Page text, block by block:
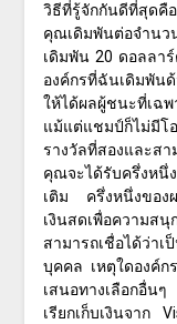
วิธีที่รู้จักกันดีที่สุดคื
คุณเดิมพันต่อจำน
เดิมพัน 20 ดอลลา
องค์กรที่ฉันเดิมพัน
ให้ได้ผลผู้ชนะที่เฉ
แม้แต่แชมป์ก็ไม่มี
รางวัลที่สองและส
คุณจะได้รับครึ่งหนึ่
เติม ครึ่งหนึ่งของ
เงินสดเพื่อความ
สามารถเชื่อได้ว่าเ
บุคคล เหตุใดองค์ก
เสนอทางเลือกอื่น
เรียกเก็บเงินจาก